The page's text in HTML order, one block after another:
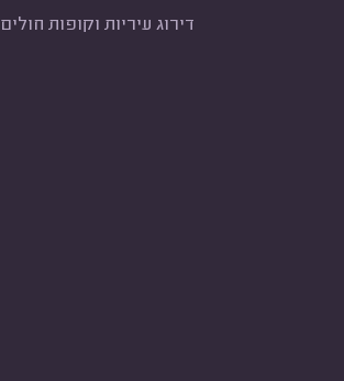
דירוג עיריות וקופות חולים